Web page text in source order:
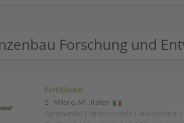
Forschung und
FertiGlobal
Milano, MI , Italien
Agrarhandel | Agrarindustrie | Außendienst |